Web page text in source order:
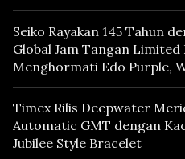
Seiko Rayakan 145 Tahun
Global Jam Tangan
Menghormati Edo Purple,
Mencerminkan Warisan
Timex Rilis Deepwater
Automatic GMT dengan
Jubilee Style Bracelet